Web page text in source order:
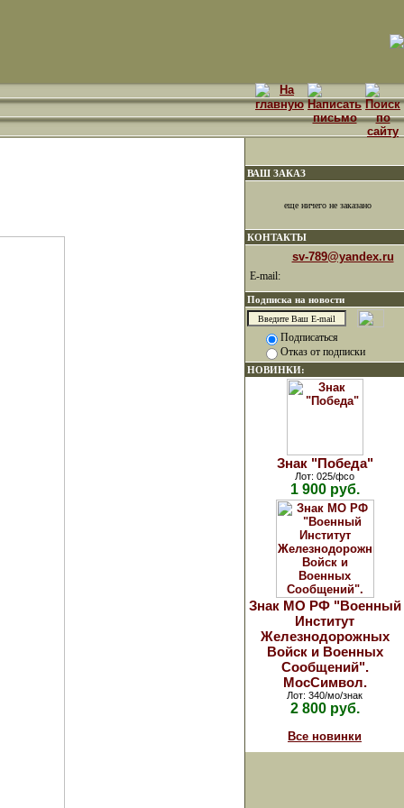
ВАШ ЗАКАЗ
еще ничего не заказано
КОНТАКТЫ
sv-789@yandex.ru
E-mail:
Подписка на новости
Подписаться
Отказ от подписки
НОВИНКИ:
Знак "Победа"
Лот: 025/фсо
1 900 руб.
Знак МО РФ "Военный
Институт
Железнодорожных
Войск и Военных
Сообщений".
МосСимвол.
Лот: 340/мо/знак
2 800 руб.
Все новинки